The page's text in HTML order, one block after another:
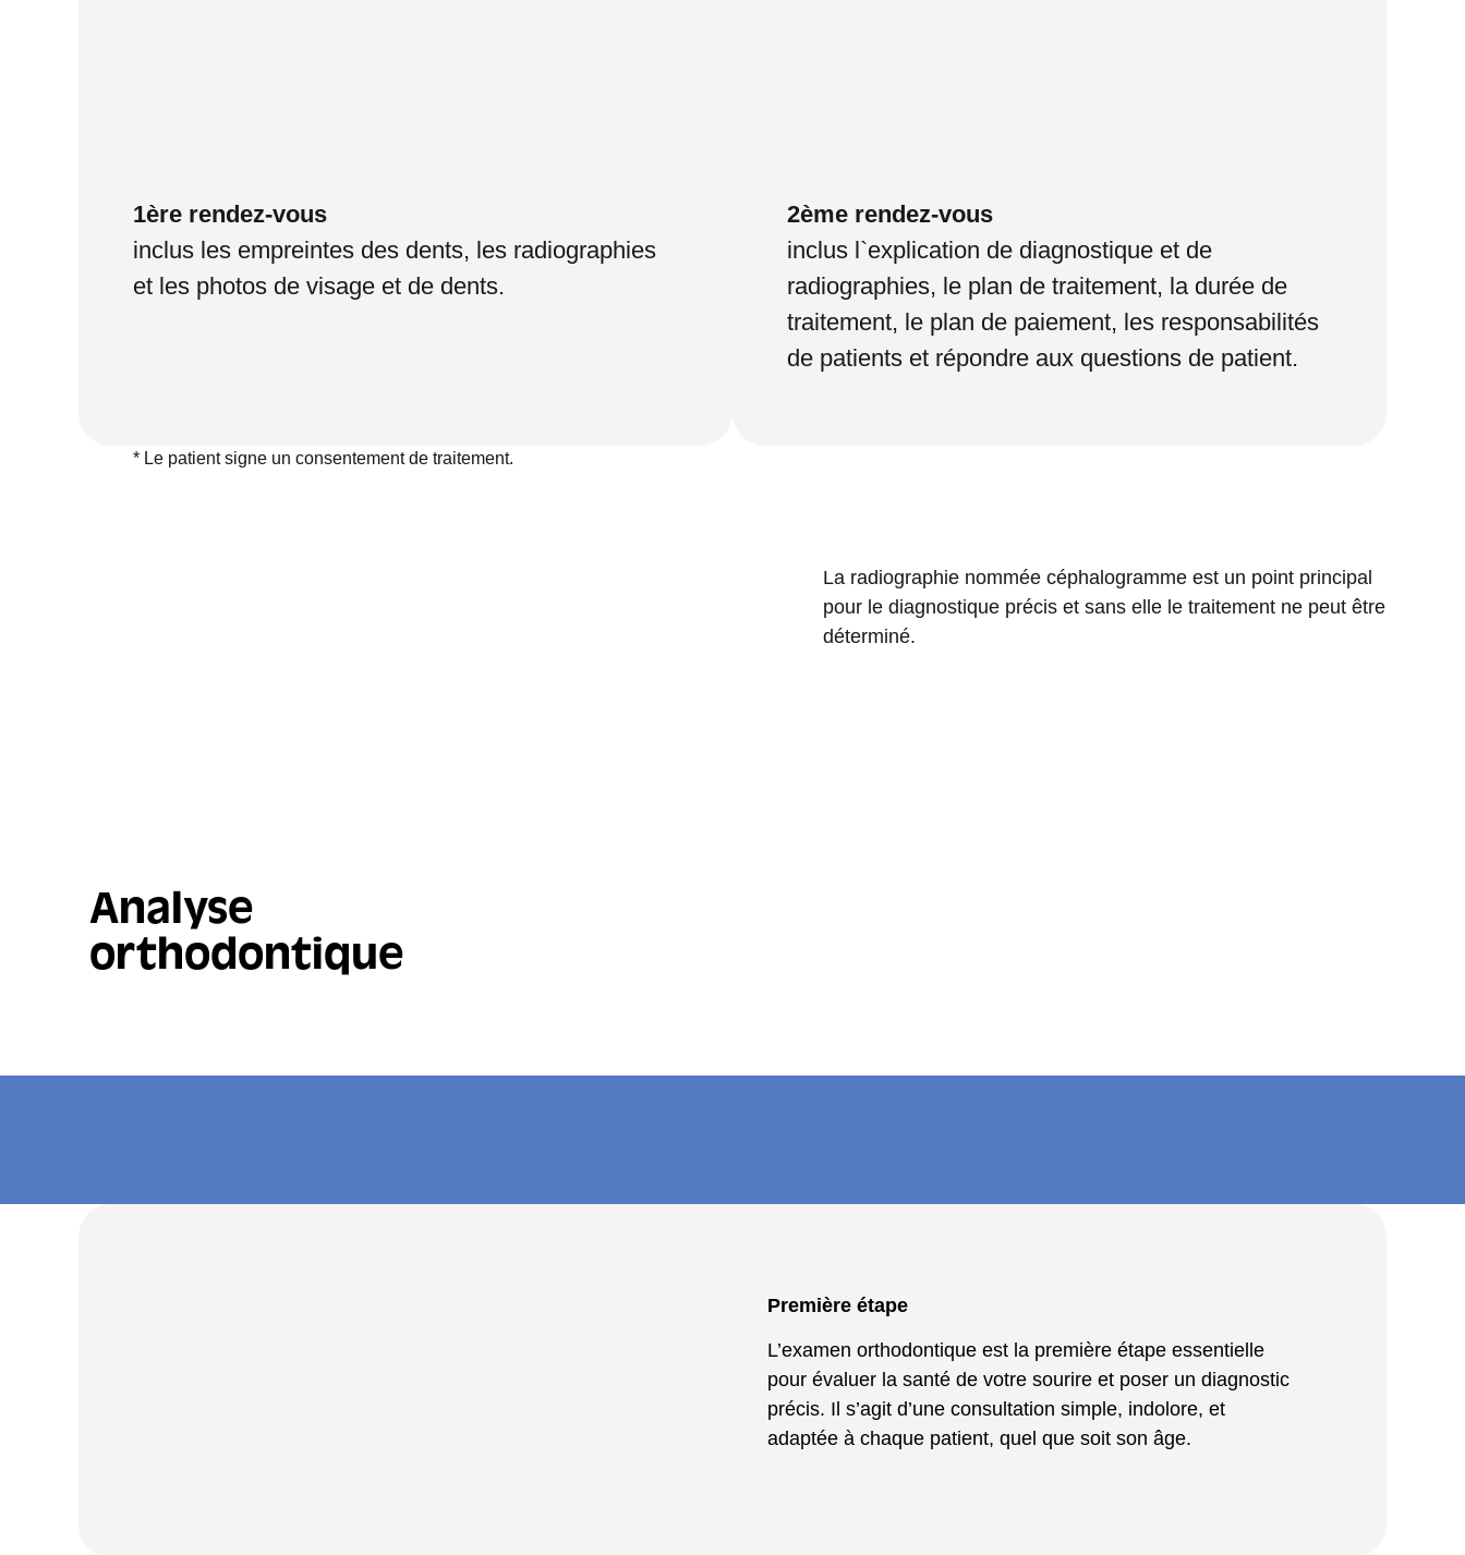
1ère rendez-vous
inclus les empreintes des dents, les radiographies
et les photos de visage et de dents.
2ème rendez-vous
inclus l`explication de diagnostique et de
radiographies, le plan de traitement, la durée de
traitement, le plan de paiement, les responsabilités
de patients et répondre aux questions de patient.
* Le patient signe un consentement de traitement.
La radiographie nommée céphalogramme est un point principal
pour le diagnostique précis et sans elle le traitement ne peut être
déterminé.
Analyse
orthodontique
Première étape
L’examen orthodontique est la première étape essentielle
pour évaluer la santé de votre sourire et poser un diagnostic
précis. Il s’agit d’une consultation simple, indolore, et
adaptée à chaque patient, quel que soit son âge.